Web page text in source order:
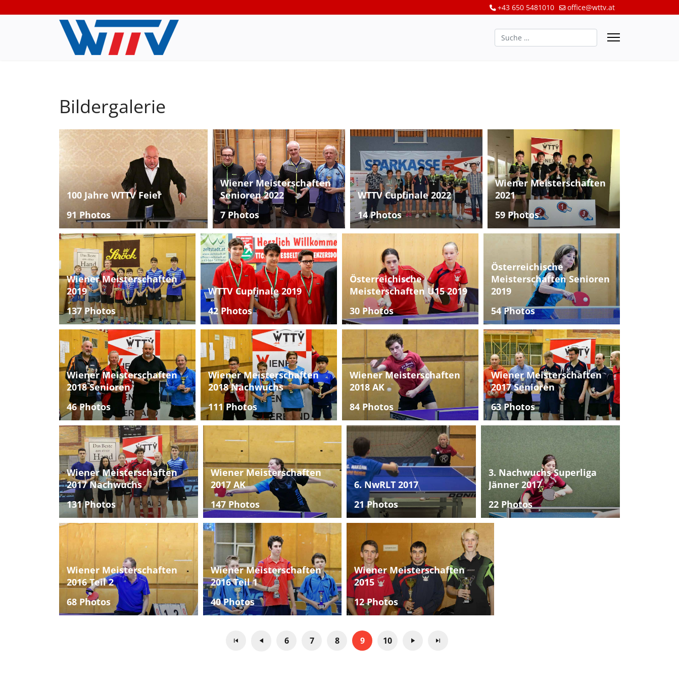
+43 650 5481010 office@wttv.at
Suchen
Bildergalerie
100 Jahre WTTV Feier
91 Photos
Wiener Meisterschaften
Senioren 2022
7 Photos
WTTV Cupfinale 2022
14 Photos
Wiener Meisterschaften
2021
59 Photos
Wiener Meisterschaften
2019
137 Photos
WTTV Cupfinale 2019
42 Photos
Österreichische
Meisterschaften U15 2019
30 Photos
Österreichische
Meisterschaften Senioren
2019
54 Photos
Wiener Meisterschaften
2018 Senioren
46 Photos
Wiener Meisterschaften
2018 Nachwuchs
111 Photos
Wiener Meisterschaften
2018 AK
84 Photos
Wiener Meisterschaften
2017 Senioren
63 Photos
Wiener Meisterschaften
2017 Nachwuchs
131 Photos
Wiener Meisterschaften
2017 AK
147 Photos
6. NwRLT 2017
21 Photos
3. Nachwuchs Superliga
Jänner 2017
22 Photos
Wiener Meisterschaften
2016 Teil 2
68 Photos
Wiener Meisterschaften
2016 Teil 1
40 Photos
Wiener Meisterschaften
2015
12 Photos
6 7 8 9 10